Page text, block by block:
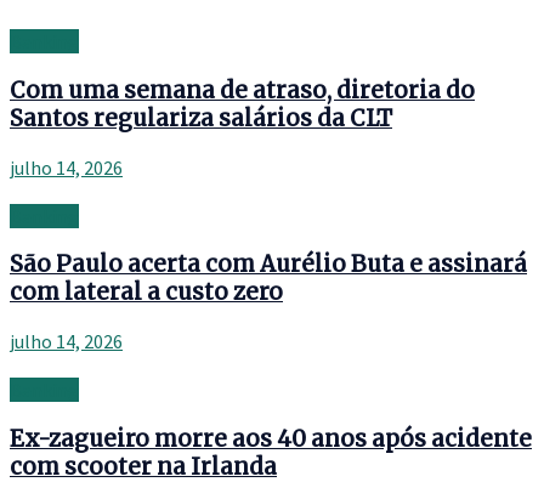
Com uma semana de atraso, diretoria do
Santos regulariza salários da CLT
julho 14, 2026
São Paulo acerta com Aurélio Buta e assinará
com lateral a custo zero
julho 14, 2026
Ex-zagueiro morre aos 40 anos após acidente
com scooter na Irlanda